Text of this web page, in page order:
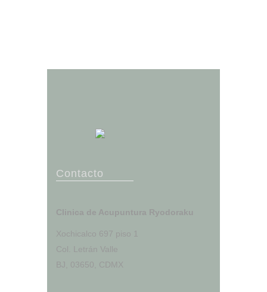
Contacto
Clinica de Acupuntura Ryodoraku
Xochicalco 697 piso 1
Col. Letrán Valle
BJ, 03650, CDMX